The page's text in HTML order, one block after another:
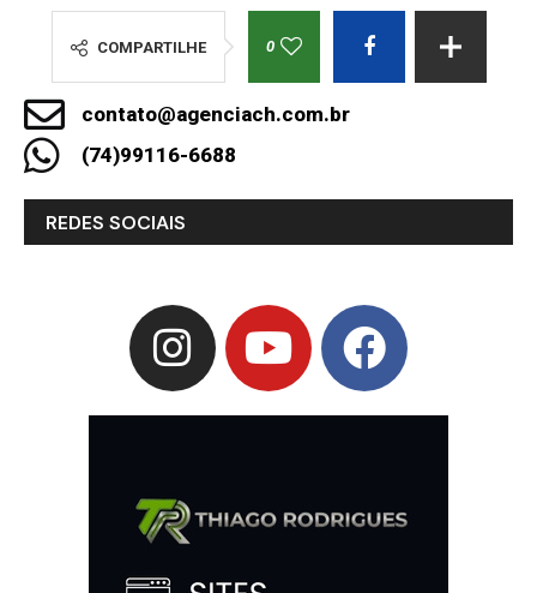
COMPARTILHE 0
contato@agenciach.com.br
(74)99116-6688
REDES SOCIAIS